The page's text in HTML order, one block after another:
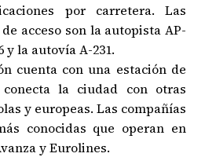
por carretera. Las
acceso son la autopista AP-
y la autovía A-231.
cuenta con una estación de
conecta la ciudad con otras
y europeas. Las compañías
conocidas que operan en
y Eurolines.